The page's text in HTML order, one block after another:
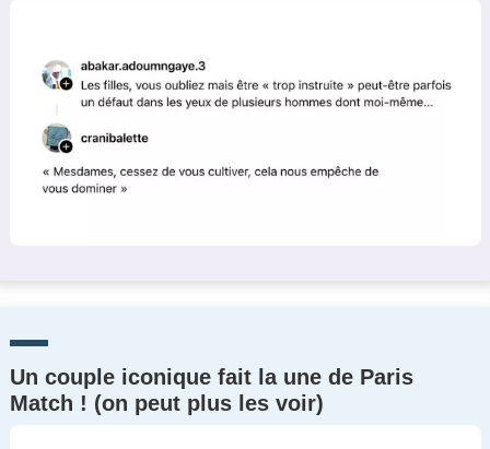
Un couple iconique fait la une de Paris
Match ! (on peut plus les voir)